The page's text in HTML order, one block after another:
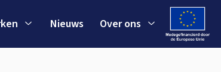
Nieuws Over ons